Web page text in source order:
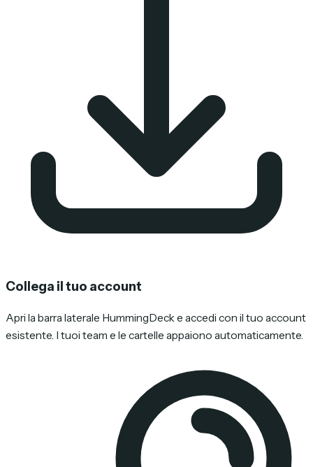
Collega il tuo account
Apri la barra laterale HummingDeck e accedi con il tuo account
esistente. I tuoi team e le cartelle appaiono automaticamente.